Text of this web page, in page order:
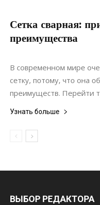
Сетка сварная:
преимущества
16.04.2020
В современном мире
сетку, потому, что она
преимуществ. Перейти
Узнать больше
ВЫБОР РЕДАКТОРА